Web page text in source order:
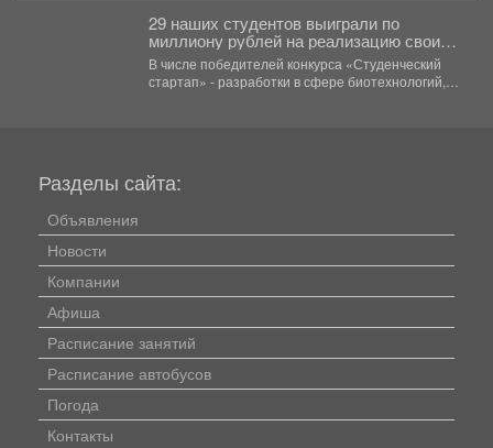
29 наших студентов выиграли по
миллиону рублей на реализацию своих
проектов.
В числе победителей конкурса «Студенческий
стартап» - разработки в сфере биотехнологий,
Разделы сайта:
Объявления
Новости
Компании
Афиша
Расписание занятий
Расписание автобусов
Погода
Контакты